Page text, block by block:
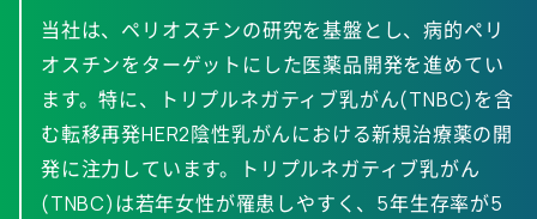
当社は、ペリオスチンの研究を基盤とし、病的ペリ
オスチンをターゲットにした医薬品開発を進めてい
ます。特に、トリプルネガティブ乳がん(TNBC)を含
む転移再発HER2陰性乳がんにおける新規治療薬の開
発に注力しています。トリプルネガティブ乳がん
(TNBC)は若年女性が罹患しやすく、5年生存率が5